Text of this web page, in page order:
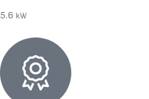
5.6 kW